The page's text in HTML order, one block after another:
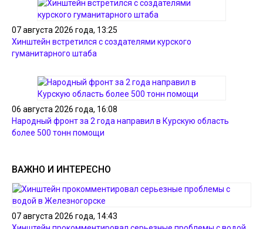
07 августа 2026 года, 13:25
Хинштейн встретился с создателями курского
гуманитарного штаба
06 августа 2026 года, 16:08
Народный фронт за 2 года направил в Курскую область
более 500 тонн помощи
ВАЖНО И ИНТЕРЕСНО
07 августа 2026 года, 14:43